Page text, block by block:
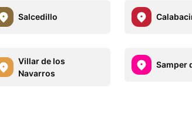
Salcedillo
Villar de los
Navarros
Samper